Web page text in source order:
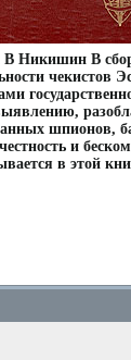
В Никишин В
чекистов
шпионов,
и
в этой